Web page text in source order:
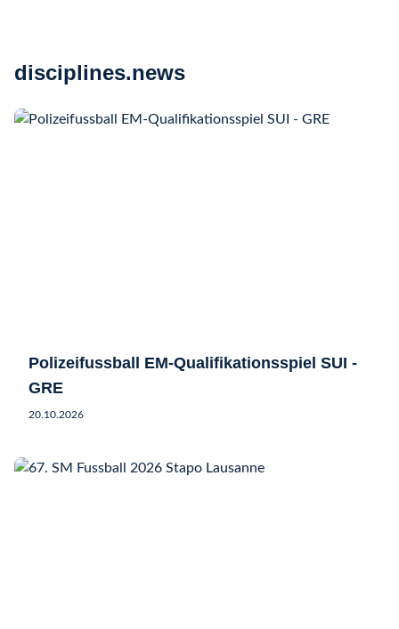
disciplines.news
Polizeifussball EM-Qualifikationsspiel SUI -
GRE
20.10.2026